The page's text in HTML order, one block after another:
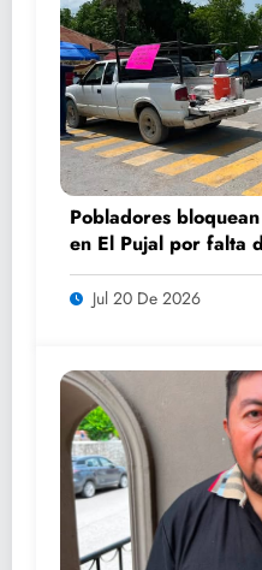
Pobladores
en El Pujal por falta
caminos
Jul 20 De 2026